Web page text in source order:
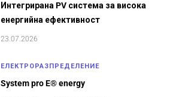
Интегрирана PV система за висока
енергийна ефективност
23.07.2026
ЕЛЕКТРОРАЗПРЕДЕЛЕНИЕ
System pro E® energy